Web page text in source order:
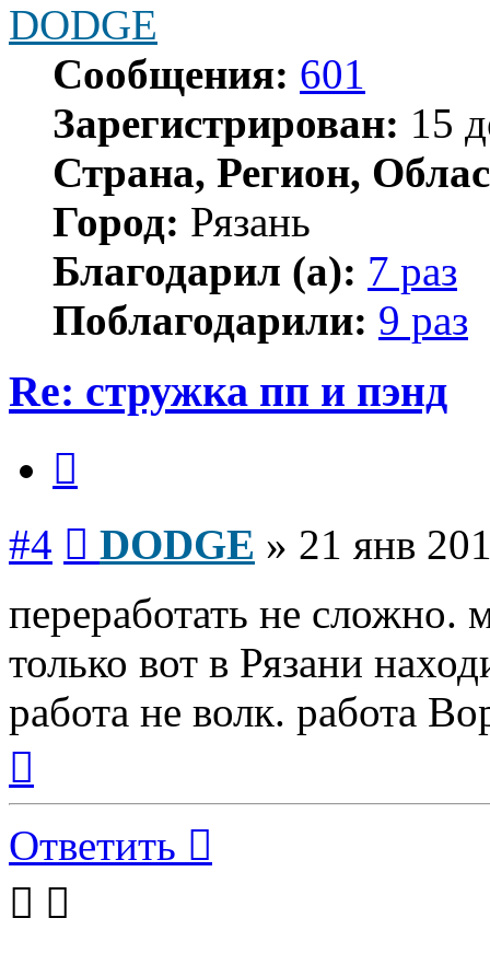
DODGE
Сообщения: 601
Зарегистрирован: 15
Страна, Регион,
Город: Рязань
Благодарил (а): 7 раз
Поблагодарили: 9 раз
Re: стружка пп и пэнд
#4 DODGE » 21 янв
переработать не сложно.
только вот в Рязани
работа не волк. работа
началу
Ответить